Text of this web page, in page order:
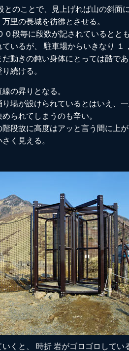
とのことで、見上げれば山の斜面
里の長城を彷彿とさせる。
０段毎に段数が記されているとと
ているが、 駐車場からいきなり １
動きの鈍い身体にとっては酷であ
続ける。
の昇りとなる。
場が設けられているとはいえ、
られてしまうのも辛い。
段故に高度はアッと言う間に上
く見える。
くと、 時折 岩がゴロゴロしてい